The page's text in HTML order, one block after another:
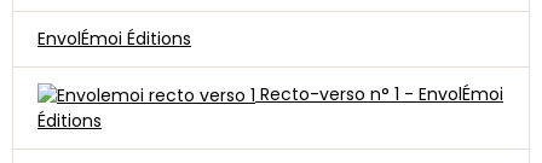
EnvolÉmoi Éditions
Recto-verso n° 1 - EnvolÉmoi
Éditions